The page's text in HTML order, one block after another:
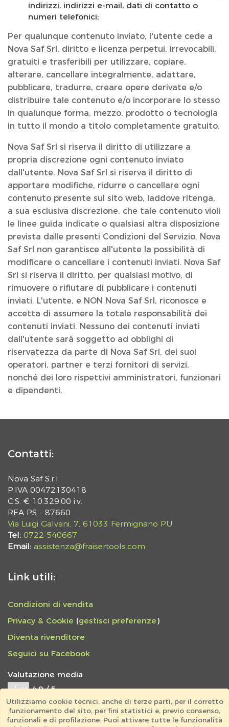
indirizzi, indirizzi e-mail, dati di contatto o
numeri telefonici;
Per qualunque contenuto inviato, l'utente cede a
Nova Saf Srl, diritto e licenza perpetui, irrevocabili,
gratuiti e trasferibili per utilizzare, copiare,
alterare, cancellare integralmente, adattare,
pubblicare, tradurre, creare opere derivate e/o
distribuire tale contenuto e/o incorporare lo stesso
in qualunque forma, mezzo, prodotto o tecnologia
in tutto il mondo a titolo completamente gratuito.
Nova Saf Srl si riserva il diritto di utilizzare a
propria discrezione ogni contenuto inviato
dall'utente. Nova Saf Srl si riserva il diritto di
apportare modifiche, ridurre o cancellare ogni
contenuto presente sul sito web, laddove ritenga,
a sua esclusiva discrezione, che tale contenuto violi
le linee guida indicate o qualsiasi altra disposizione
prevista dalle presenti Condizioni del Servizio. Nova
Saf Srl non garantisce all'utente la possibilità di
modificare o cancellare i contenuti inviati. Nova Saf
Srl si riserva il diritto, per qualsiasi motivo, di
rimuovere o rifiutare di pubblicare i contenuti
inviati. L'utente, e NON Nova Saf Srl, riconosce e
accetta di assumere la totale responsabilità dei
contenuti inviati. Nessuno dei contenuti inviati
dall'utente sarà soggetto ad obblighi di
riservatezza da parte di Nova Saf Srl, dei suoi
operatori, partner e terzi fornitori di servizi,
nonché dei loro rispettivi amministratori, funzionari
e dipendenti.
Contatti:
Nova Saf S.r.l.
P.IVA 00472130418
C.S. € 10.329,00 i.v.
REA PS - 87660
Via Luigi Galvani, 7, 61033 Fermignano PU
Tel: 0722 540667
Email: assistenza@fraisertools.com
Link utili:
Condizioni di vendita
Privacy & Cookie (gestisci preferenze)
Diventa rivenditore
Seguici su Facebook
Valutazione media
4,9 / 5
797 feedback totali
EFFICIENZA CORDIALITÀ
Utilizziamo cookie tecnici, anche di terze parti, per il corretto
funzionamento del sito, per fini statistici e, previo consenso,
funzionali e di profilazione. Puoi attivare tutte le funzionalità